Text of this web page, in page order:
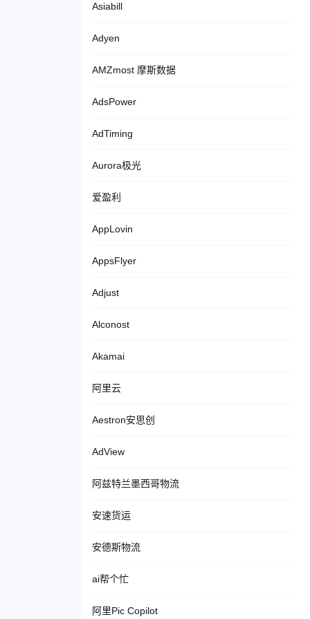
Asiabill
Adyen
AMZmost 摩斯数据
AdsPower
AdTiming
Aurora极光
爱盈利
AppLovin
AppsFlyer
Adjust
Alconost
Akamai
阿里云
Aestron安思创
AdView
阿兹特兰墨西哥物流
安速货运
安德斯物流
ai帮个忙
阿里Pic Copilot